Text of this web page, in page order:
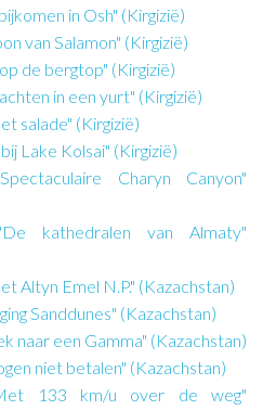
in Osh" (Kirgizië)
van Salamon" (Kirgizië)
de bergtop" (Kirgizië)
in een yurt" (Kirgizië)
salade" (Kirgizië)
Lake Kolsai" (Kirgizië)
Charyn Canyon"
kathedralen van Almaty"
Altyn Emel N.P." (Kazachstan)
Sanddunes" (Kazachstan)
naar een Gamma" (Kazachstan)
niet betalen" (Kazachstan)
133 km/u over de weg"